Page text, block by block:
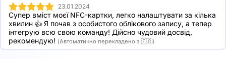
23.01.2024
Супер вміст моєї NFC-картки, легко налаштувати за кілька
хвилин 👍 Я почав з особистого облікового запису, а тепер
інтегрую всю свою команду! Дійсно чудовий досвід,
рекомендую! (Автоматично перекладено з 🇫🇷)